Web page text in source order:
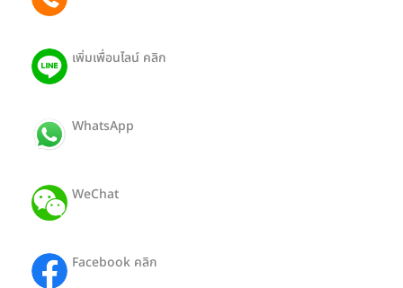
เพิ่มเพื่อนไลน์ คลิก
WhatsApp
WeChat
Facebook คลิก